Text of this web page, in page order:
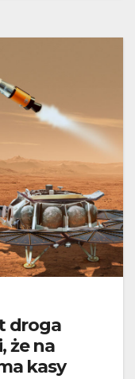
droga
że na
kasy